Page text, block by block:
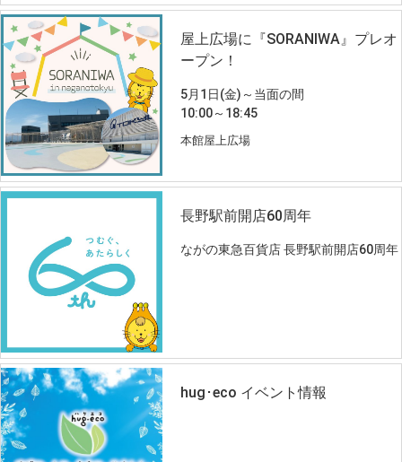
屋上広場に『SORANIWA』プレオ
ープン！
5月1日(金)～当面の間
10:00～18:45
本館屋上広場
長野駅前開店60周年
ながの東急百貨店 長野駅前開店60周年
hug･eco イベント情報